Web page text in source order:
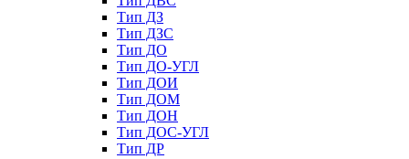
Тип ДЗ
Тип ДЗС
Тип ДО
Тип ДО-УГЛ
Тип ДОИ
Тип ДОМ
Тип ДОН
Тип ДОС-УГЛ
Тип ДР